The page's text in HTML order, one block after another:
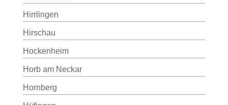
Hirrlingen
Hirschau
Hockenheim
Horb am Neckar
Hornberg